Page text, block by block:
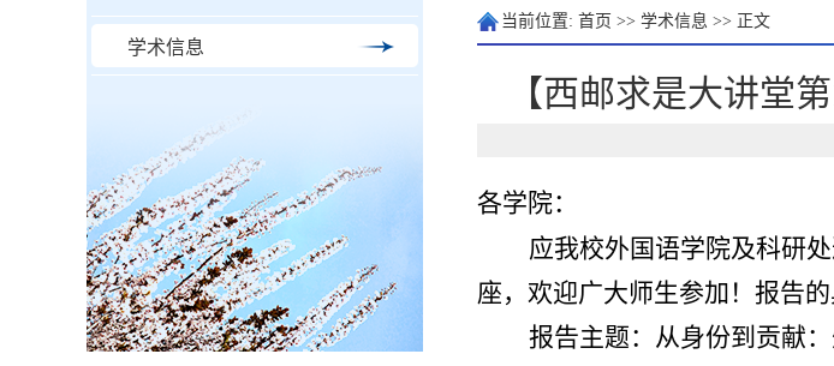
学术信息
当前位置: 首页 >> 学术信息 >> 正文
【西邮求是大讲堂
各学院：
应我校外国语学院及科研
座，欢迎广大师生参加！报告的
报告主题：从身份到贡献